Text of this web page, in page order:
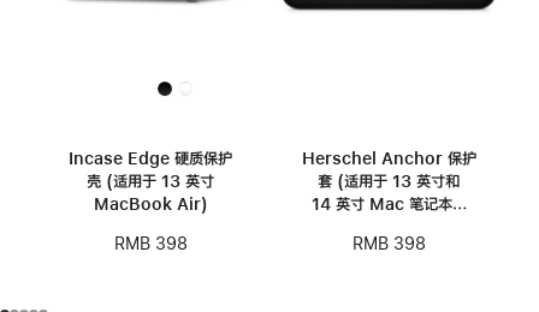
Incase Edge 硬质保护
壳 (适用于 13 英寸
MacBook Air)
RMB 398
Herschel Anchor 保护
套 (适用于 13 英寸和
14 英寸 Mac 笔记本电
RMB 398